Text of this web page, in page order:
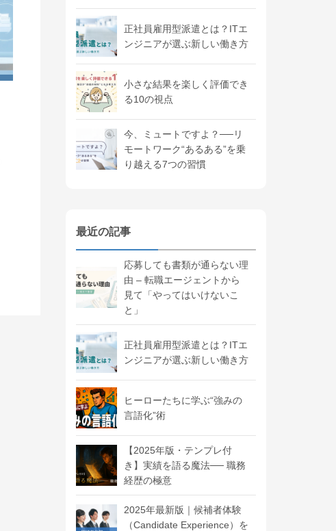
正社員雇用型派遣とは？ITエ
ンジニアが選ぶ新しい働き方
小さな結果を楽しく評価でき
る10の視点
今、ミュートですよ？──リ
モートワーク“あるある”を乗
り越える7つの習慣
最近の記事
応募しても書類が通らない理
由 – 転職エージェントから
見て「やってはいけないこ
と」
正社員雇用型派遣とは？ITエ
ンジニアが選ぶ新しい働き方
ヒーローたちに学ぶ“強みの
言語化”術
【2025年版・テンプレ付
き】実績を語る魔法── 職務
経歴の極意
2025年最新版｜候補者体験
（Candidate Experience）を